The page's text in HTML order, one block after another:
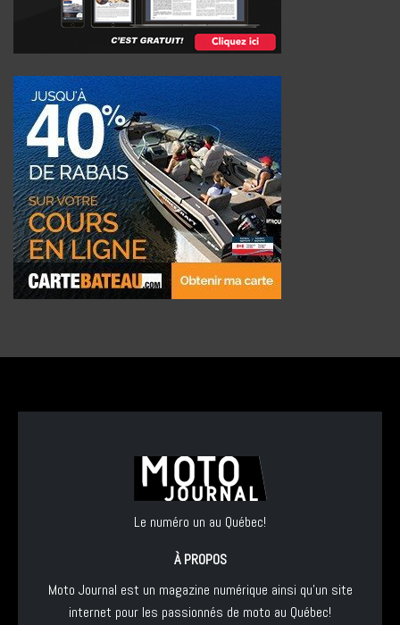
Le numéro un au Québec!
À PROPOS
Moto Journal est un magazine numérique ainsi qu'un site
internet pour les passionnés de moto au Québec!